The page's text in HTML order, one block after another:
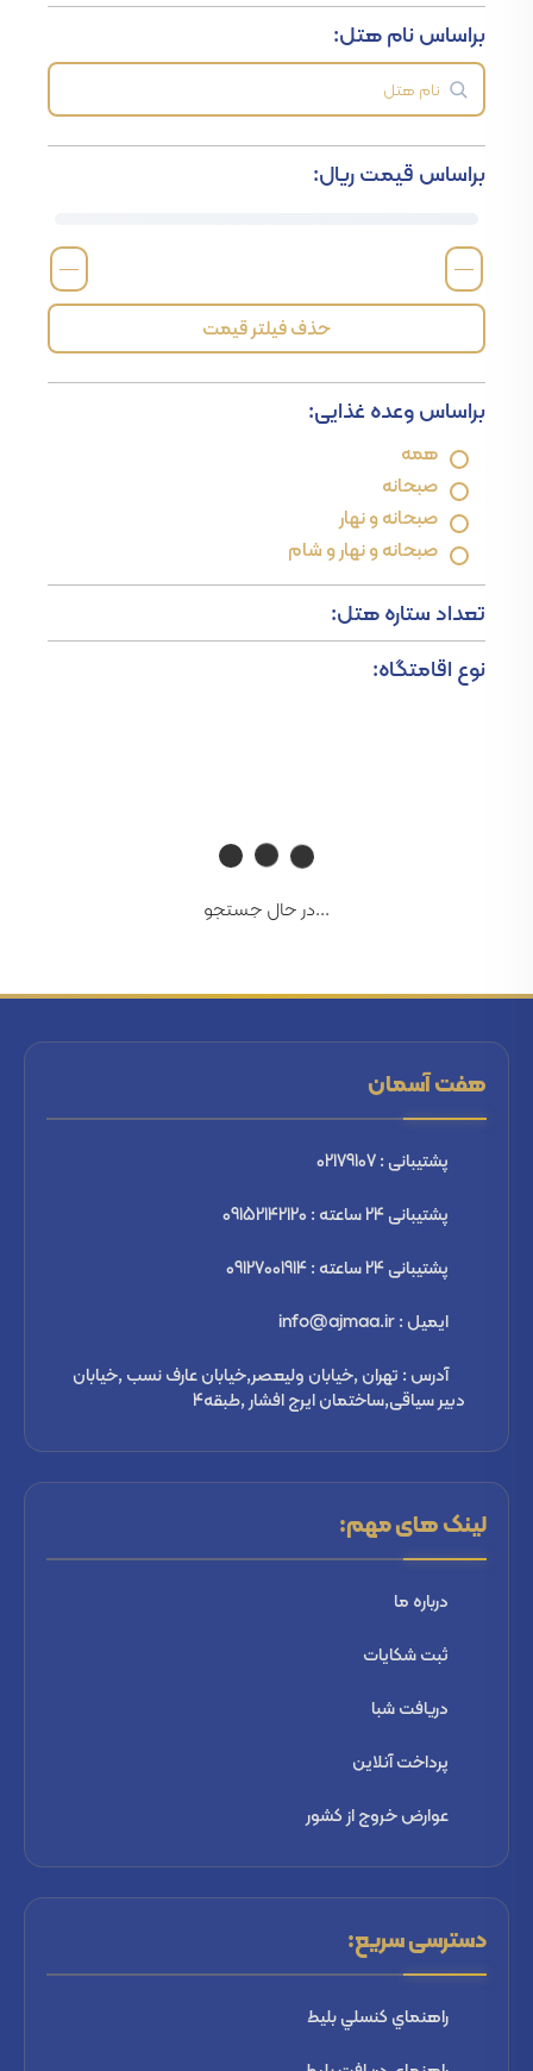
براساس نام هتل:
براساس قیمت ریال:
—
—
حذف فیلتر قیمت
براساس وعده غذایی:
همه
صبحانه
صبحانه و نهار
صبحانه و نهار و شام
تعداد ستاره هتل:
نوع اقامتگاه:
...در حال جستجو
هفت آسمان
پشتیبانی : 02179107
پشتیبانی 24 ساعته : 09152142120
پشتیبانی 24 ساعته : 09127001914
ایمیل : info@ajmaa.ir
آدرس : تهران ,خیابان ولیعصر,خیابان عارف نسب ,خیابان
دبیر سیاقی,ساختمان ایرج افشار ,طبقه4
لینک های مهم:
درباره ما
ثبت شكايات
دریافت شبا
پرداخت آنلاین
عوارض خروج از کشور
دسترسی سریع:
راهنماي كنسلي بليط